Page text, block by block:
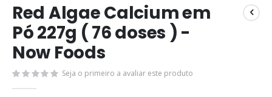
Red Algae Calcium em
Pó 227g ( 76 doses ) -
Now Foods
Seja o primeiro a avaliar este produto